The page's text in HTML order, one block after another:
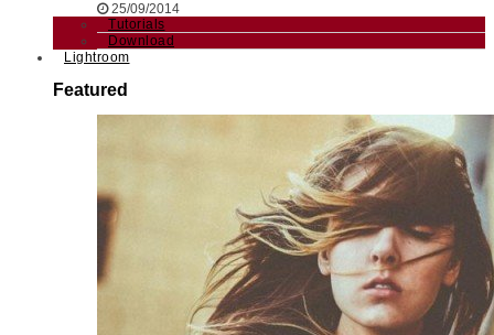
25/09/2014
Tutorials
Download
Lightroom
Featured